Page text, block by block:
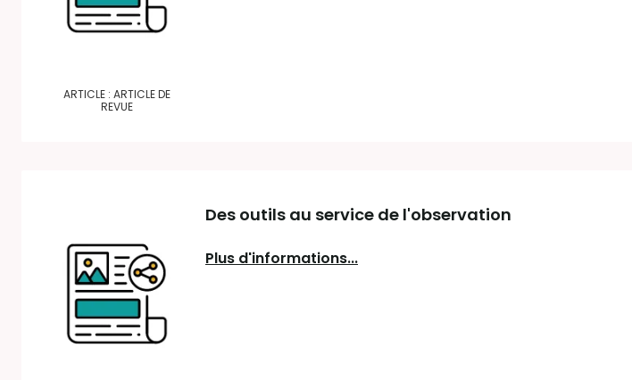
ARTICLE : ARTICLE DE
REVUE
Des outils au service de l'observation
Plus d'informations...